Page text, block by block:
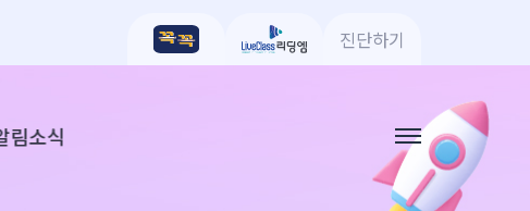
림소식
진단하기